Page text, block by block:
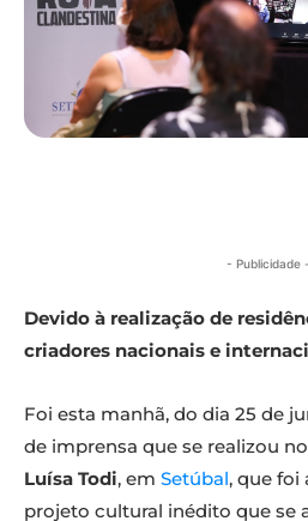
- Publicidade -
Devido à realização de
criadores nacionais e
Foi esta manhã, do dia 25 de
de imprensa que se realizou no
Luísa Todi, em Setúbal, que foi
projeto cultural inédito que se